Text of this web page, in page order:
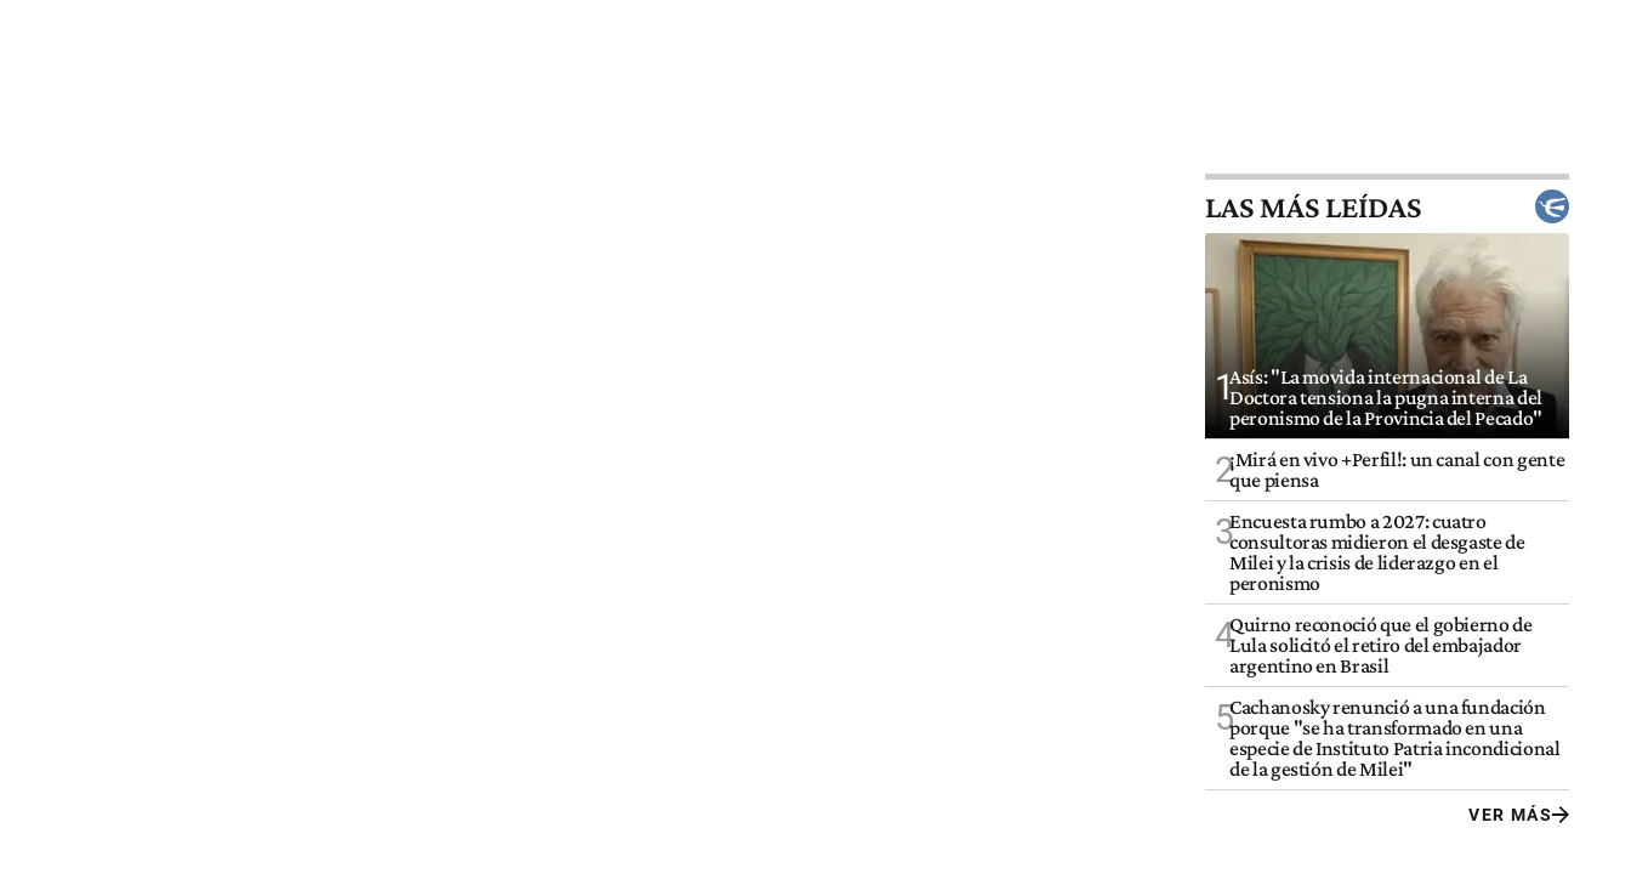
LAS MÁS LEÍDAS
1Asís: "La movida internacional de La
Doctora tensiona la pugna interna del
peronismo de la Provincia del Pecado"
2¡Mirá en vivo +Perfil!: un canal con gente
que piensa
3Encuesta rumbo a 2027: cuatro
consultoras midieron el desgaste de
Milei y la crisis de liderazgo en el
peronismo
4Quirno reconoció que el gobierno de
Lula solicitó el retiro del embajador
argentino en Brasil
5Cachanosky renunció a una fundación
porque "se ha transformado en una
especie de Instituto Patria incondicional
de la gestión de Milei"
VER MÁS